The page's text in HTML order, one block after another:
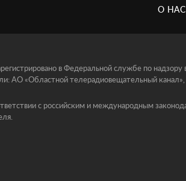
О НАС
в Федеральной службе по
«Областной телерадиовещательный канал»,
с российским и международным